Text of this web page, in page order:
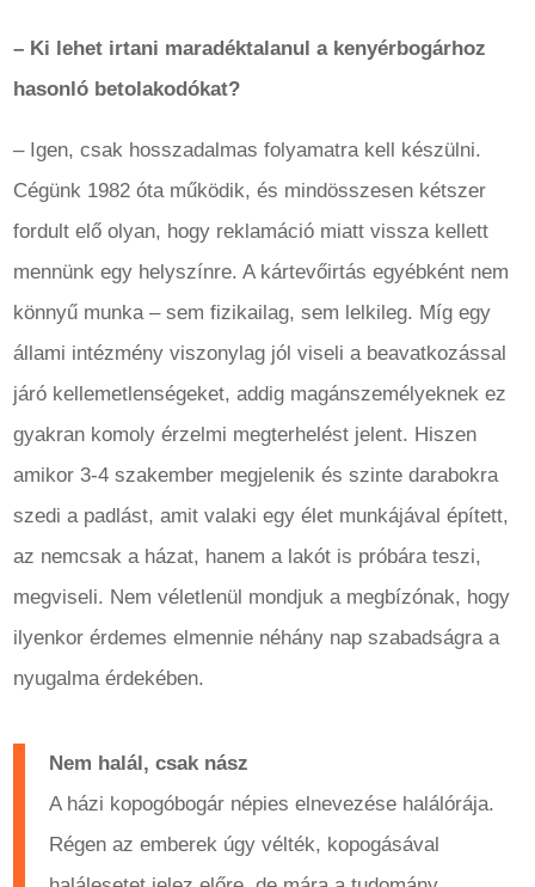
– Ki lehet irtani maradéktalanul a kenyérbogárhoz
hasonló betolakodókat?
– Igen, csak hosszadalmas folyamatra kell készülni.
Cégünk 1982 óta működik, és mindösszesen kétszer
fordult elő olyan, hogy reklamáció miatt vissza kellett
mennünk egy helyszínre. A kártevőirtás egyébként nem
könnyű munka – sem fizikailag, sem lelkileg. Míg egy
állami intézmény viszonylag jól viseli a beavatkozással
járó kellemetlenségeket, addig magánszemélyeknek ez
gyakran komoly érzelmi megterhelést jelent. Hiszen
amikor 3-4 szakember megjelenik és szinte darabokra
szedi a padlást, amit valaki egy élet munkájával épített,
az nemcsak a házat, hanem a lakót is próbára teszi,
megviseli. Nem véletlenül mondjuk a megbízónak, hogy
ilyenkor érdemes elmennie néhány nap szabadságra a
nyugalma érdekében.
Nem halál, csak nász
A házi kopogóbogár népies elnevezése halálórája.
Régen az emberek úgy vélték, kopogásával